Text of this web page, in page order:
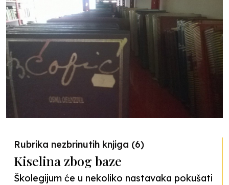
Rubrika nezbrinutih knjiga (6)
Kiselina zbog baze
Školegijum će u nekoliko nastavaka pokušati